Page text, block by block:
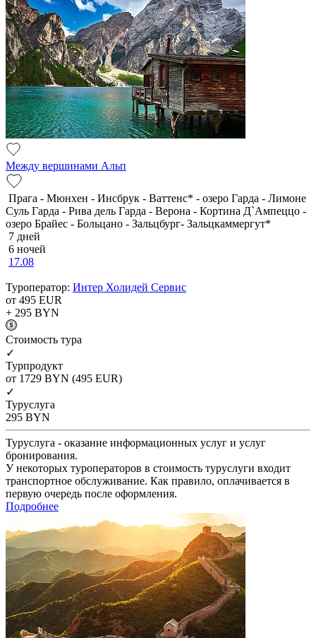
Между вершинами Альп
Прага - Мюнхен - Инсбрук - Ваттенс* - озеро Гарда - Лимоне
Суль Гарда - Рива дель Гарда - Верона - Кортина Д`Ампеццо -
озеро Брайес - Больцано - Зальцбург- Зальцкаммергут*
7 дней
6 ночей
17.08
Туроператор: Интер Холидей Сервис
от 495 EUR
+ 295 BYN
Cтоимость тура
✓
Турпродукт
от 1729 BYN (495 EUR)
✓
Туруслуга
295 BYN
Туруслуга - оказание информационных услуг и услуг
бронирования.
У некоторых туроператоров в стоимость туруслуги входит
транспортное обслуживание. Как правило, оплачивается в
первую очередь после оформления.
Подробнее